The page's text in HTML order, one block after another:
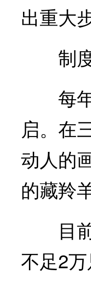
出重大
制度
每年5
启。在
动人的
的藏羚
目前
不足2